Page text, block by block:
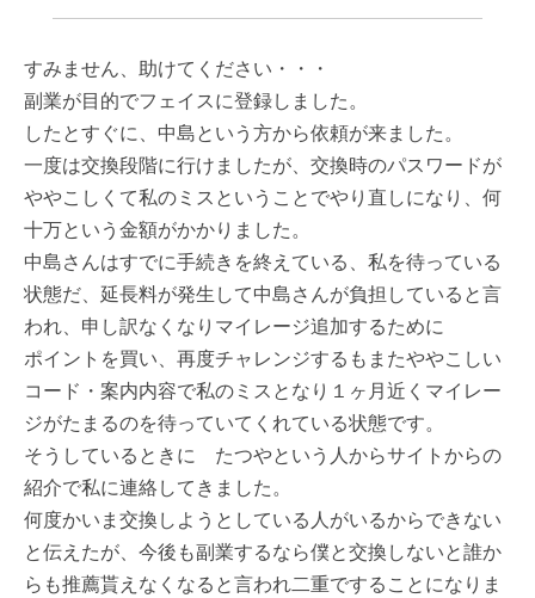
すみません、助けてください・・・
副業が目的でフェイスに登録しました。
したとすぐに、中島という方から依頼が来ました。
一度は交換段階に行けましたが、交換時のパスワードが
ややこしくて私のミスということでやり直しになり、何
十万という金額がかかりました。
中島さんはすでに手続きを終えている、私を待っている
状態だ、延長料が発生して中島さんが負担していると言
われ、申し訳なくなりマイレージ追加するために
ポイントを買い、再度チャレンジするもまたややこしい
コード・案内内容で私のミスとなり１ヶ月近くマイレー
ジがたまるのを待っていてくれている状態です。
そうしているときに たつやという人からサイトからの
紹介で私に連絡してきました。
何度かいま交換しようとしている人がいるからできない
と伝えたが、今後も副業するなら僕と交換しないと誰か
らも推薦貰えなくなると言われ二重ですることになりま